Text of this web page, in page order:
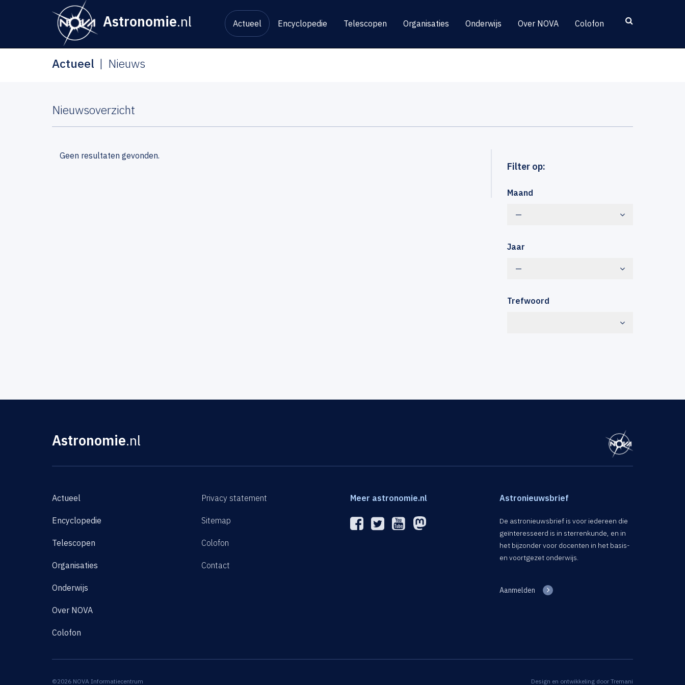
Astronomie.nl Actueel Encyclopedie Telescopen Organisaties Onderwijs Over NOVA Colofon
Actueel Nieuws
Nieuwsoverzicht
Filter op:
Maand
—
Jaar
—
Trefwoord
Geen resultaten gevonden.
Astronomie.nl
Actueel
Encyclopedie
Telescopen
Organisaties
Onderwijs
Over NOVA
Colofon
Privacy statement
Sitemap
Colofon
Contact
Meer astronomie.nl Astronieuwsbrief
De astronieuwsbrief is voor iedereen die
geïnteresseerd is in sterrenkunde, en in
het bijzonder voor docenten in het basis-
en voortgezet onderwijs.
Aanmelden
©2026 NOVA Informatiecentrum Design en ontwikkeling door Tremani